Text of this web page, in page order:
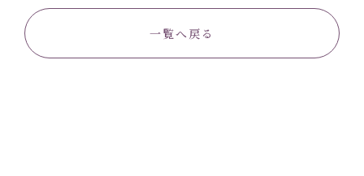
一覧へ戻る